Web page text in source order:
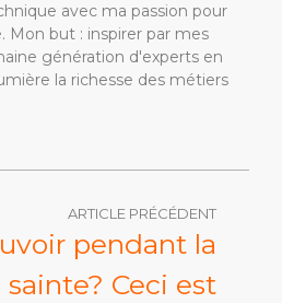
avec ma passion pour
Mon but : inspirer par mes
génération d'experts en
la richesse des métiers
ARTICLE PRÉCÉDENT
pendant la
Ceci est